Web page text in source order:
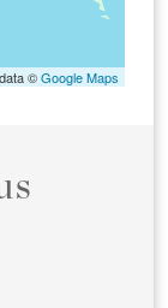
©Google Maps